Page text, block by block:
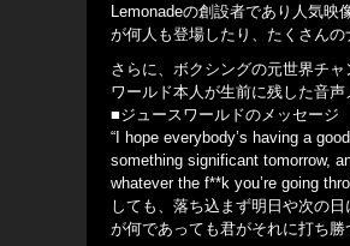
Lemonadeの創設者であり人気
が何人も登場したり、たくさん
さらに、ボクシングの元世界チ
ワールド本人が生前に残した音
■ジュースワールドのメッセージ
“I hope everybody’s having a
something significant tomorrow,
whatever the f**k you’re going
しても、落ち込まず明日や次の
が何であっても君がそれに打ち勝